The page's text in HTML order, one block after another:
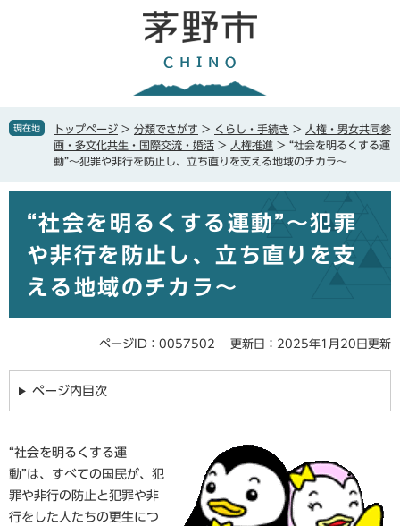
で
ば現在地 トップページ > 分類でさがす > くらし・手続き >
人権・男女共同参
画・多文化共生・国際交流・婚活 > 人権推進 > “社会を明るくする運
動”～犯罪や非行を防止し、立ち直りを支える地域のチカラ～
“社会を明るくする運動”～犯罪
や非行を防止し、立ち直りを支
える地域のチカラ～
ページID：0057502 更新日：2025年1月20日更新
ページ内目次
“社会を明るくする運
動”は、すべての国民が、犯
罪や非行の防止と犯罪や非
行をした人たちの更生につ